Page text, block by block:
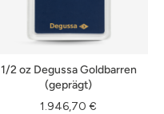
1/2 oz Degussa Goldbarren
(geprägt)
1.946,70 €